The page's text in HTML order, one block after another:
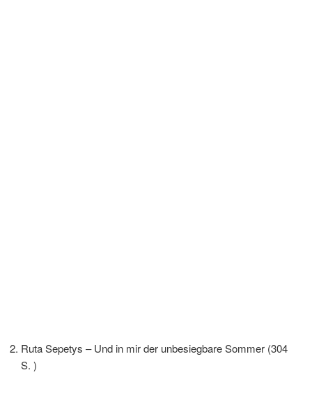
Ruta Sepetys – Und in mir der unbesiegbare Sommer (304
S. )